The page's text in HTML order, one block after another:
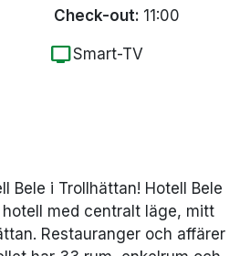
Check-out: 11:00
tvSmart-TV
Bele i Trollhättan! Hotell Bele
med centralt läge, mitt
Restauranger och affärer